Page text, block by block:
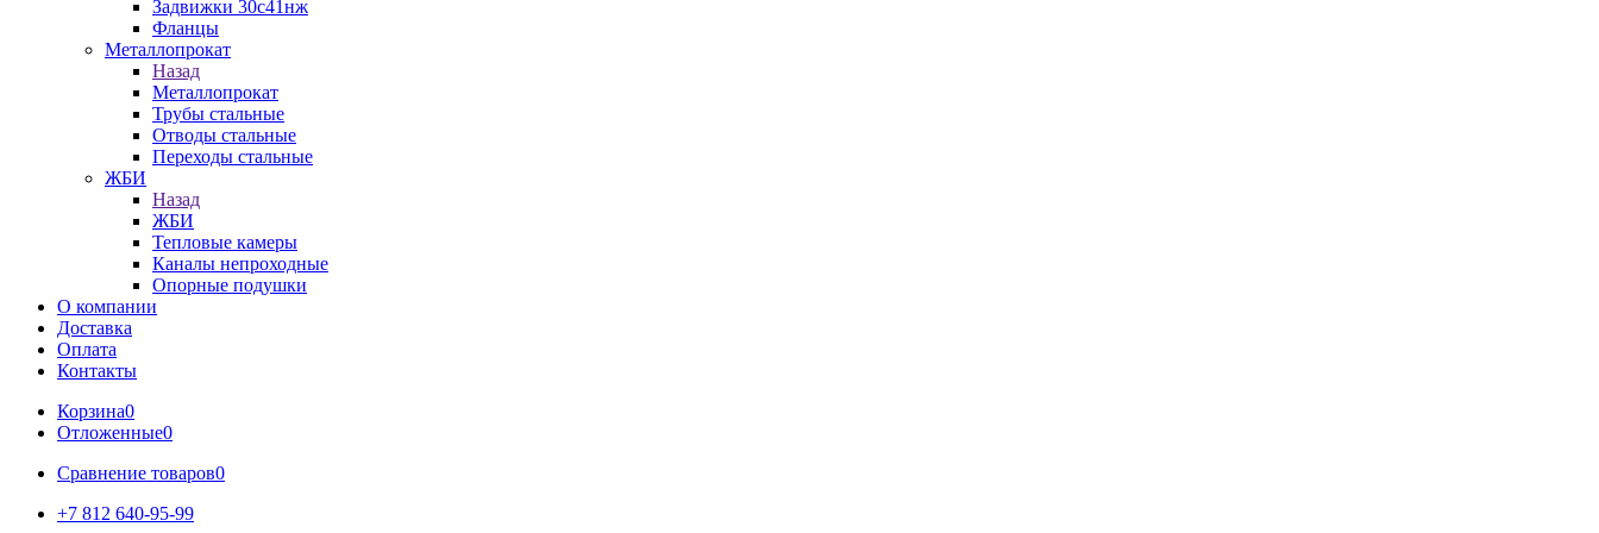
Задвижки 30с41нж
Фланцы
Металлопрокат
Назад
Металлопрокат
Трубы стальные
Отводы стальные
Переходы стальные
ЖБИ
Назад
ЖБИ
Тепловые камеры
Каналы непроходные
Опорные подушки
О компании
Доставка
Оплата
Контакты
Корзина0
Отложенные0
Сравнение товаров0
+7 812 640-95-99